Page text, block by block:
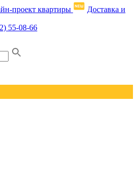
проект квартиры
Доставка и
55-08-66